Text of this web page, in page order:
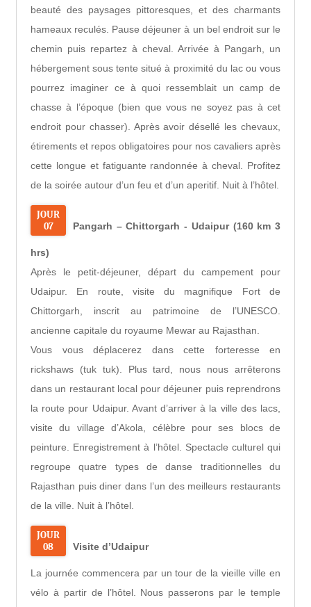
beauté des paysages pittoresques, et des charmants
hameaux reculés. Pause déjeuner à un bel endroit sur le
chemin puis repartez à cheval. Arrivée à Pangarh, un
hébergement sous tente situé à proximité du lac ou vous
pourrez imaginer ce à quoi ressemblait un camp de
chasse à l’époque (bien que vous ne soyez pas à cet
endroit pour chasser). Après avoir désellé les chevaux,
étirements et repos obligatoires pour nos cavaliers après
cette longue et fatiguante randonnée à cheval. Profitez
de la soirée autour d’un feu et d’un aperitif. Nuit à l’hôtel.
JOUR
07
Pangarh – Chittorgarh - Udaipur (160 km 3
hrs)
Après le petit-déjeuner, départ du campement pour
Udaipur. En route, visite du magnifique Fort de
Chittorgarh, inscrit au patrimoine de l’UNESCO.
ancienne capitale du royaume Mewar au Rajasthan.
Vous vous déplacerez dans cette forteresse en
rickshaws (tuk tuk). Plus tard, nous nous arrêterons
dans un restaurant local pour déjeuner puis reprendrons
la route pour Udaipur. Avant d’arriver à la ville des lacs,
visite du village d’Akola, célèbre pour ses blocs de
peinture. Enregistrement à l’hôtel. Spectacle culturel qui
regroupe quatre types de danse traditionnelles du
Rajasthan puis diner dans l’un des meilleurs restaurants
de la ville. Nuit à l’hôtel.
JOUR
08
Visite d’Udaipur
La journée commencera par un tour de la vieille ville en
vélo à partir de l’hôtel. Nous passerons par le temple